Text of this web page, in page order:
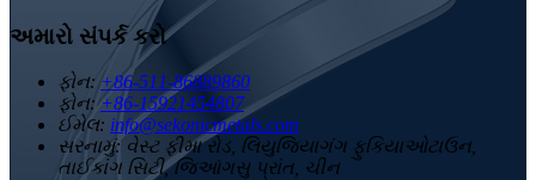
અમારો સંપર્ક કરો
ફોન: +86-511-86889860
ફોન: +86-15921454807
ઈમેલ: info@sekonicmetals.com
સરનામું: વેસ્ટ ફીમા રોડ, લિયુજિયાગંગ ફુકિયાઓટાઉન,
તાઈકાંગ સિટી, જિઆંગસુ પ્રાંત, ચીન